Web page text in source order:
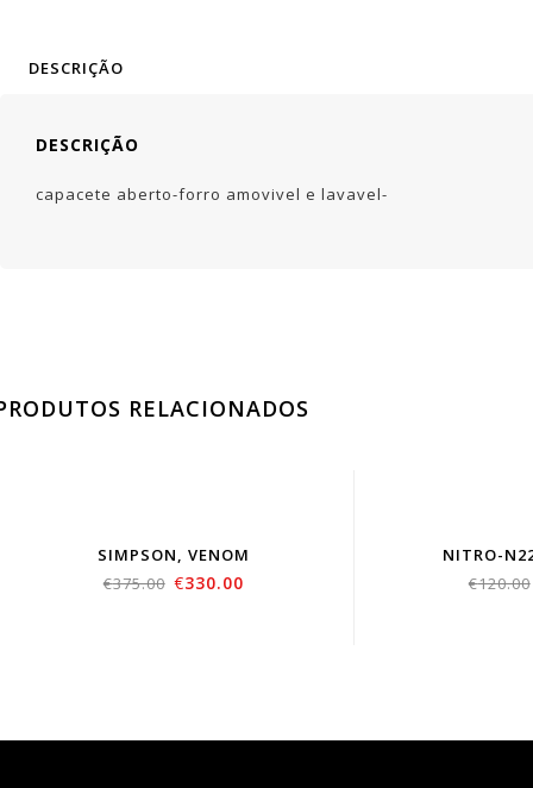
DESCRIÇÃO
DESCRIÇÃO
capacete aberto-forro amovivel e lavavel-
RELACIONADOS
SIMPSON, VENOM
€375.00 €330.00
NITRO-
€120.00